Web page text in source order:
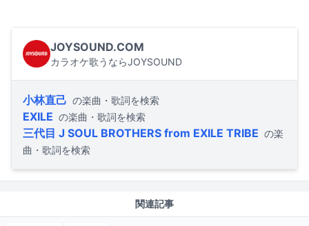
JOYSOUND.COM
カラオケ歌うならJOYSOUND
小林直己 の楽曲・歌詞を検索
EXILE の楽曲・歌詞を検索
三代目 J SOUL BROTHERS from EXILE TRIBE の楽
曲・歌詞を検索
関連記事